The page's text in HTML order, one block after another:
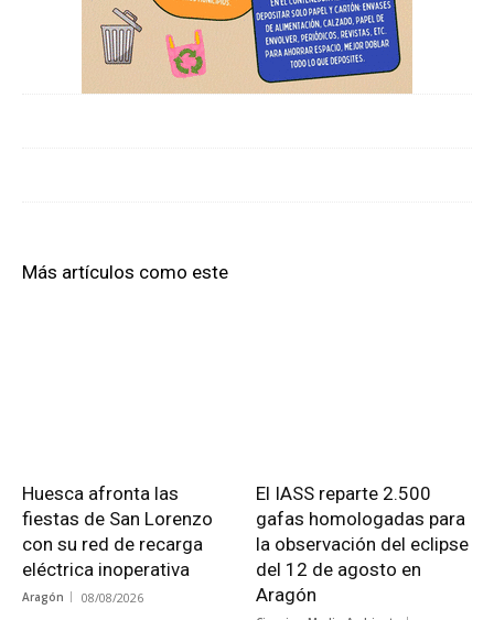
Más artículos como este
Huesca afronta las
fiestas de San Lorenzo
con su red de recarga
eléctrica inoperativa
Aragón 08/08/2026
El IASS reparte 2.500
gafas homologadas para
la observación del eclipse
del 12 de agosto en
Aragón